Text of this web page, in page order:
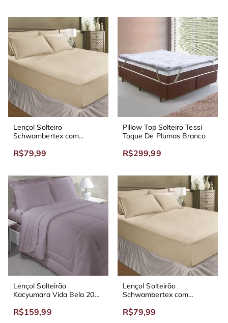
Lençol Solteiro
Schwambertex com
R$79,99
Pillow Top Solteiro Tessi
Toque De Plumas Branco
R$299,99
Lençol Solteirão
Kacyumara Vida Bela 200
R$159,99
Lençol Solteirão
Schwambertex com
R$79,99